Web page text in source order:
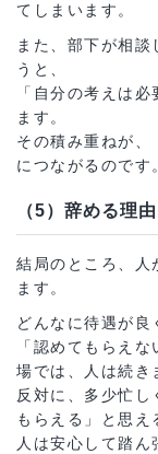
てしまいます。
また、部下が相談
うと、
「自分の考えは
ます。
その積み重ねが、
につながるのです
（5）辞める理
結局のところ、人
ます。
どんなに待遇が良
「認めてもらえ
場では、人は続き
反対に、多少忙し
もらえる」と思え
人は安心して踏ん